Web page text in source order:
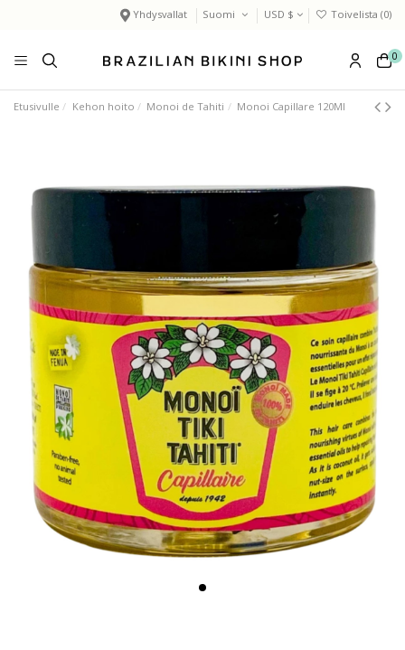
Yhdysvallat Suomi USD $ Toivelista (0)
0
Etusivulle Kehon hoito Monoi de Tahiti Monoi Capillare 120Ml